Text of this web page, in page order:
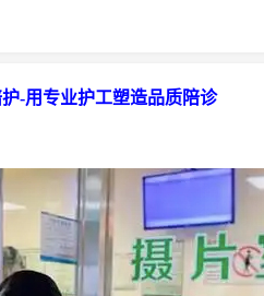
-用专业护工塑造品质陪诊